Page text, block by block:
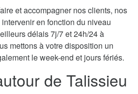
et accompagner nos clients, nos
en fonction du niveau
délais 7j/7 et 24h/24 à
mettons à votre disposition un
le week-end et jours fériés.
de Talissieu